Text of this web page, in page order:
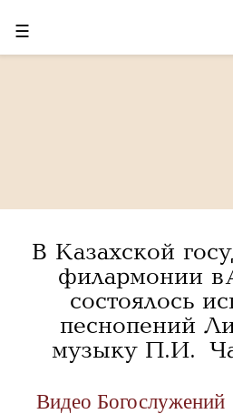
☰
В Казахской
филармонии
состоялось
песнопений
музыку П.И.
Видео Богослужений